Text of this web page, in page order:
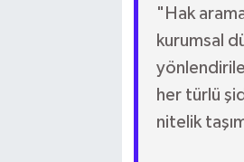
"Hak
kurumsal
her türlü
nitelik